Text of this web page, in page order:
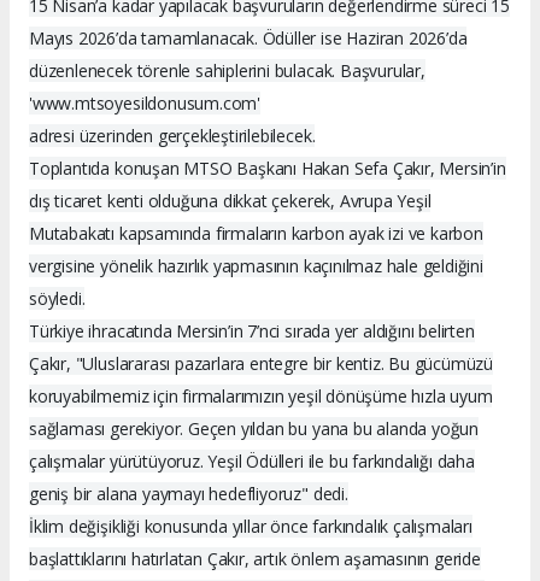
15 Nisan’a kadar yapılacak başvuruların değerlendirme süreci 15
Mayıs 2026’da tamamlanacak. Ödüller ise Haziran 2026’da
düzenlenecek törenle sahiplerini bulacak. Başvurular,
'www.mtsoyesildonusum.com'
adresi üzerinden gerçekleştirilebilecek.
Toplantıda konuşan MTSO Başkanı Hakan Sefa Çakır, Mersin’in
dış ticaret kenti olduğuna dikkat çekerek, Avrupa Yeşil
Mutabakatı kapsamında firmaların karbon ayak izi ve karbon
vergisine yönelik hazırlık yapmasının kaçınılmaz hale geldiğini
söyledi.
Türkiye ihracatında Mersin’in 7’nci sırada yer aldığını belirten
Çakır, "Uluslararası pazarlara entegre bir kentiz. Bu gücümüzü
koruyabilmemiz için firmalarımızın yeşil dönüşüme hızla uyum
sağlaması gerekiyor. Geçen yıldan bu yana bu alanda yoğun
çalışmalar yürütüyoruz. Yeşil Ödülleri ile bu farkındalığı daha
geniş bir alana yaymayı hedefliyoruz" dedi.
İklim değişikliği konusunda yıllar önce farkındalık çalışmaları
başlattıklarını hatırlatan Çakır, artık önlem aşamasının geride